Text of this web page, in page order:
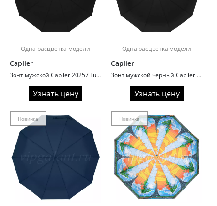
Одна расцветка модели
Caplier
Зонт мужской Caplier 20257 Luxury guality
Узнать цену
Одна расцветка модели
Caplier
Зонт мужской черный Caplier 20255
Узнать цену
Новинка Новинка